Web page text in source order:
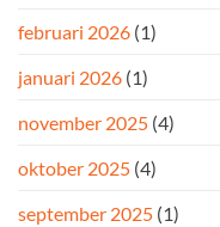
februari 2026 (1)
januari 2026 (1)
november 2025 (4)
oktober 2025 (4)
september 2025 (1)